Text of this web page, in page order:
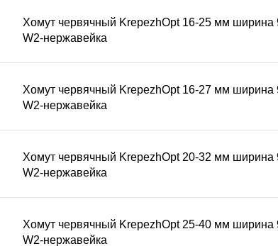
Хомут червячный KrepezhOpt 16-25 мм ширина
W2-нержавейка
Хомут червячный KrepezhOpt 16-27 мм ширина
W2-нержавейка
Хомут червячный KrepezhOpt 20-32 мм ширина
W2-нержавейка
Хомут червячный KrepezhOpt 25-40 мм ширина
W2-нержавейка